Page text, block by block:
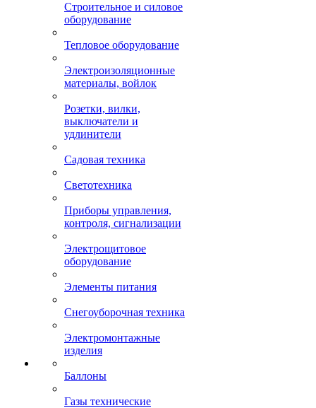
Строительное и силовое
оборудование
Тепловое оборудование
Электроизоляционные
материалы, войлок
Розетки, вилки,
выключатели и
удлинители
Садовая техника
Светотехника
Приборы управления,
контроля, сигнализации
Электрощитовое
оборудование
Элементы питания
Снегоуборочная техника
Электромонтажные
изделия
Баллоны
Газы технические